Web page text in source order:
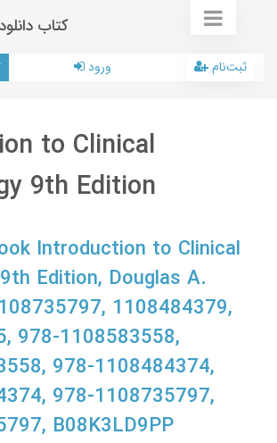
کتاب دانلود
ورود ثبت‌نام
to Clinical
9th Edition
Introduction to Clinical
Edition, Douglas A.
1108484379,
978-1108583558,
978-1108484374,
978-1108735797,
B08K3LD9PP